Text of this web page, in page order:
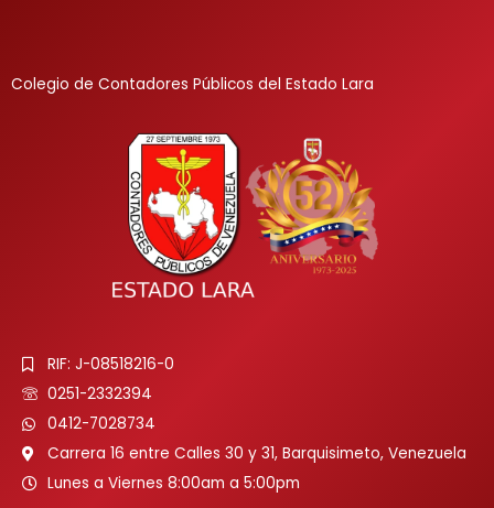
Colegio de Contadores Públicos del Estado Lara
RIF: J-08518216-0
0251-2332394
0412-7028734
Carrera 16 entre Calles 30 y 31, Barquisimeto, Venezuela
Lunes a Viernes 8:00am a 5:00pm